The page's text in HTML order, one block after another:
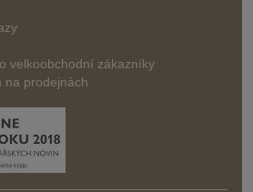
velkoobchodní zákazníky
na prodejnách